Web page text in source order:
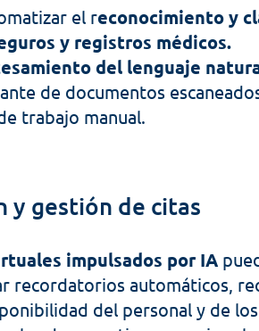
el reconocimiento y
y registros médicos.
del lenguaje
de documentos
trabajo manual.
y gestión de citas
impulsados por IA
recordatorios automáticos,
del personal y de